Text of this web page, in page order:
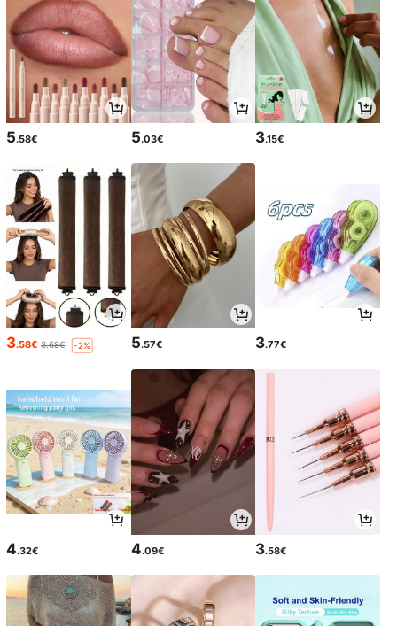
5.58€ 5.03€ 3.15€
3.58€ 3.68€ -2% 5.57€ 3.77€
4.32€ 4.09€ 3.58€